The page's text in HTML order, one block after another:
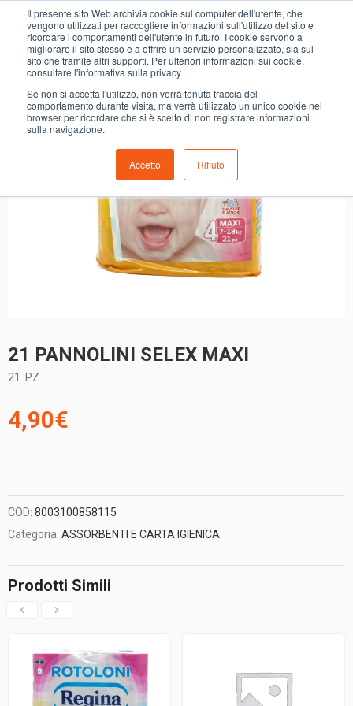
Il presente sito Web archivia cookie sul computer dell'utente, che
vengono utilizzati per raccogliere informazioni sull'utilizzo del sito e
ricordare i comportamenti dell'utente in futuro. I cookie servono a
migliorare il sito stesso e a offrire un servizio personalizzato, sia sul
sito che tramite altri supporti. Per ulteriori informazioni sui cookie,
consultare l'informativa sulla privacy
Se non si accetta l'utilizzo, non verrà tenuta traccia del
comportamento durante visita, ma verrà utilizzato un unico cookie nel
browser per ricordare che si è scelto di non registrare informazioni
sulla navigazione.
Accetto Rifiuto
21 PANNOLINI SELEX MAXI
21 PANNOLINI SELEX MAXI
21 PZ
4,90€
COD: 8003100858115
Categoria: ASSORBENTI E CARTA IGIENICA
Prodotti Simili